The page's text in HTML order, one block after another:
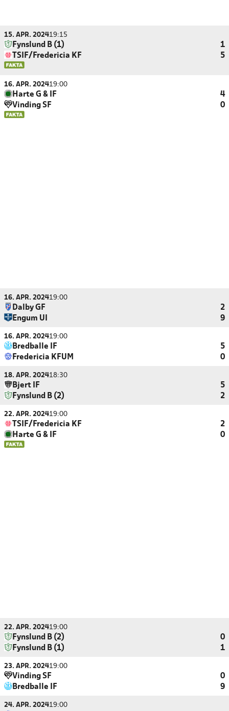
15. APR. 202419:15
Fynslund B (1)
1
TSIF/Fredericia KF
5
16. APR. 202419:00
Harte G & IF
4
Vinding SF
0
16. APR. 202419:00
Dalby GF
2
Engum UI
9
16. APR. 202419:00
Bredballe IF
5
Fredericia KFUM
0
18. APR. 202418:30
Bjert IF
5
Fynslund B (2)
2
22. APR. 202419:00
TSIF/Fredericia KF
2
Harte G & IF
0
22. APR. 202419:00
Fynslund B (2)
0
Fynslund B (1)
1
23. APR. 202419:00
Vinding SF
0
Bredballe IF
9
24. APR. 202419:00